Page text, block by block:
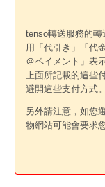
tenso轉送服務的
用「代引き」「代
＠ペイメント」表示
上面所記載的這些
避開這些支付方式。
另外請注意，如您
物網站可能會要求